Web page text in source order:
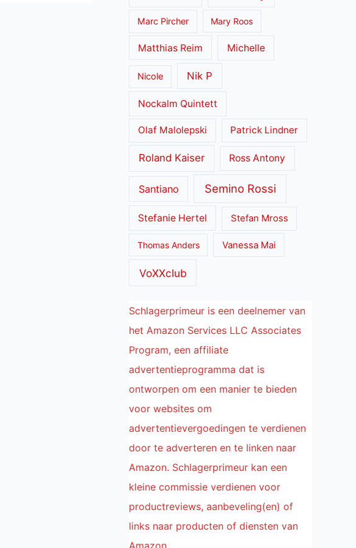
Marc Pircher Mary Roos
Matthias Reim Michelle
Nicole Nik P
Nockalm Quintett
Olaf Malolepski Patrick Lindner
Roland Kaiser Ross Antony
Santiano Semino Rossi
Stefanie Hertel Stefan Mross
Thomas Anders Vanessa Mai
VoXXclub
Schlagerprimeur is een deelnemer van
het Amazon Services LLC Associates
Program, een affiliate
advertentieprogramma dat is
ontworpen om een manier te bieden
voor websites om
advertentievergoedingen te verdienen
door te adverteren en te linken naar
Amazon. Schlagerprimeur kan een
kleine commissie verdienen voor
productreviews, aanbeveling(en) of
links naar producten of diensten van